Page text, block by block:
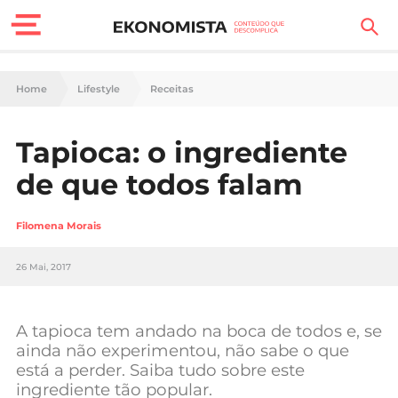
Finanças Pessoais
Carreira
Casa
Tecnologia
Negócios
Home Lifestyle Receitas
Tapioca: o ingrediente
de que todos falam
Filomena Morais
26 Mai, 2017
A tapioca tem andado na boca de todos e, se
ainda não experimentou, não sabe o que
está a perder. Saiba tudo sobre este
ingrediente tão popular.